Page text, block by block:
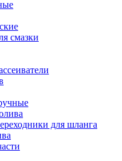
смазки
для шланга